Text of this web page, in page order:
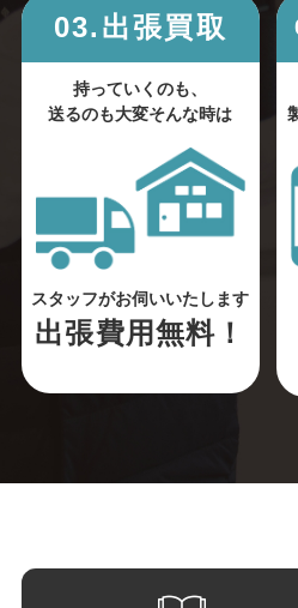
03.出張買取
持っていくのも、
送るのも大変そんな時は
スタッフがお伺いいたします
出張費用無料！